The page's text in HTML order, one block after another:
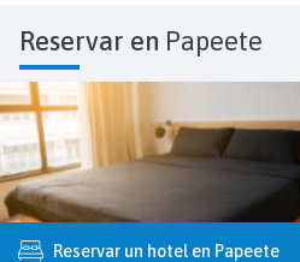
Reservar en Papeete
Reservar un hotel en Papeete